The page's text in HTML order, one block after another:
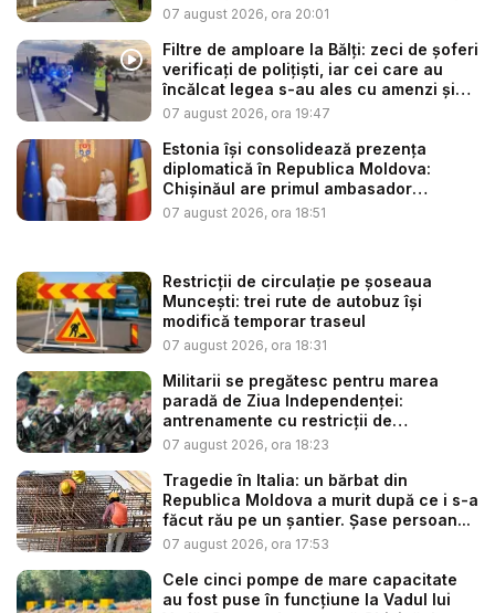
...
07 august 2026, ora 20:01
Filtre de amploare la Bălți: zeci de șoferi
verificați de polițiști, iar cei care au
încălcat legea s-au ales cu amenzi și
s...
07 august 2026, ora 19:47
Estonia își consolidează prezența
diplomatică în Republica Moldova:
Chișinăul are primul ambasador
estonia...
07 august 2026, ora 18:51
Restricții de circulație pe șoseaua
Muncești: trei rute de autobuz își
modifică temporar traseul
07 august 2026, ora 18:31
Militarii se pregătesc pentru marea
paradă de Ziua Independenței:
antrenamente cu restricții de
circulație...
07 august 2026, ora 18:23
Tragedie în Italia: un bărbat din
Republica Moldova a murit după ce i s-a
făcut rău pe un șantier. Șase persoan...
07 august 2026, ora 17:53
Cele cinci pompe de mare capacitate
au fost puse în funcțiune la Vadul lui